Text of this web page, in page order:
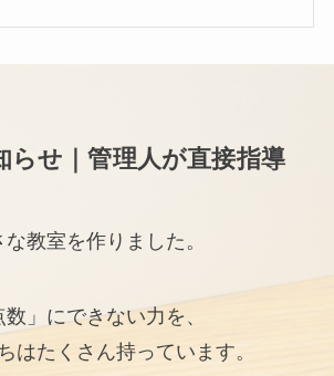
らせ｜管理人が直接指導
な教室を作りました。
数」にできない力を、
はたくさん持っています。